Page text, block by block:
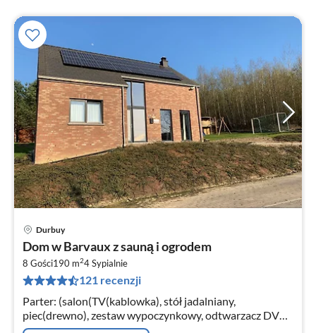
Durbuy
Dom w Barvaux z sauną i ogrodem
8 Gości190 m24Sypialnie
121 recenzji
Parter: (salon(TV(kablowka), stół jadalniany,
piec(drewno), zestaw wypoczynkowy, odtwarzacz DVD),
otwarta kuchnia(kuchenka(plyta grzewcza)